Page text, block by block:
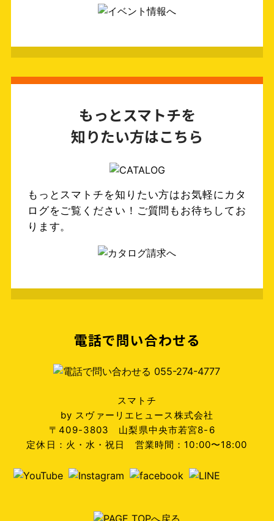
もっとスマトチを
知りたい方はこちら
もっとスマトチを知りたい方はお気軽にカタ
ログをご覧ください！ご質問もお待ちしてお
ります。
電話で問い合わせる
スマトチ
by スヴァーリエヒュース株式会社
〒409-3803 山梨県中央市若宮8-6
定休日：火・水・祝日 営業時間：10:00〜18:00